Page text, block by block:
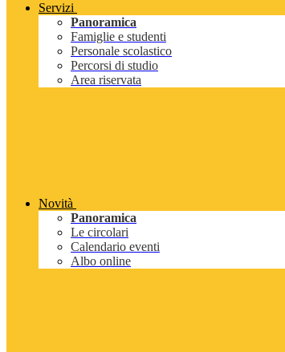
Servizi
Panoramica
Famiglie e studenti
Personale scolastico
Percorsi di studio
Area riservata
Novità
Panoramica
Le circolari
Calendario eventi
Albo online